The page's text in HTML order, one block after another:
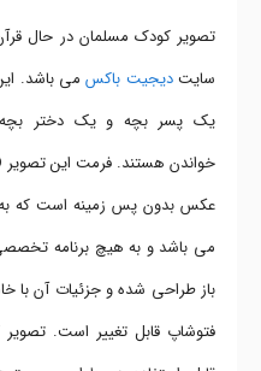
تصویر کودک مسلمان در حال قرآن
سایتدیجیت باکسمی باشد.
یک پسر بچه و یک دختر
عکس بدون پس زمینه است که به
باز طراحی شده و جزئیات آن با
فتوشاپ قابل تغییر است.